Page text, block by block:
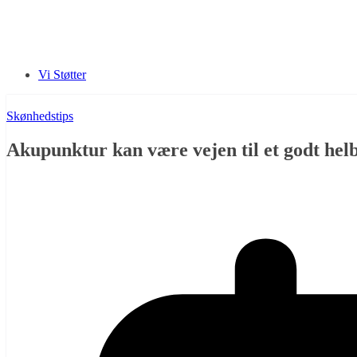
Vi Støtter
Skønhedstips
Akupunktur kan være vejen til et godt